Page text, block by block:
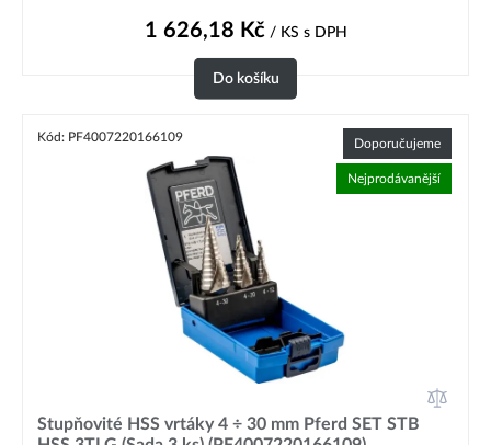
1 626,18 Kč/ KS s DPH
Do košíku
Kód: PF4007220166109 Doporučujeme
Nejprodávanější
Stupňovité HSS vrtáky 4 ÷ 30 mm Pferd SET STB